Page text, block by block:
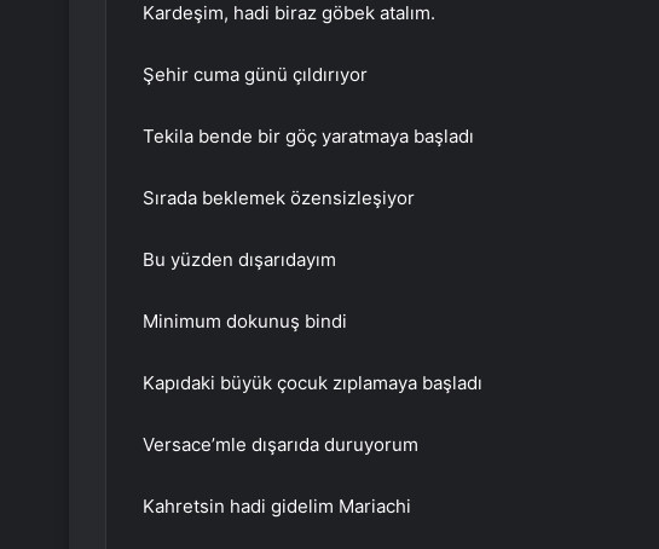
Kardeşim, hadi biraz göbek atalım.
Şehir cuma günü çıldırıyor
Tekila bende bir göç yaratmaya başladı
Sırada beklemek özensizleşiyor
Bu yüzden dışarıdayım
Minimum dokunuş bindi
Kapıdaki büyük çocuk zıplamaya başladı
Versace’mle dışarıda duruyorum
Kahretsin hadi gidelim Mariachi